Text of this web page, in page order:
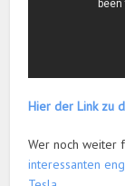
Hier der Link zu
Wer noch weiter
interessanten